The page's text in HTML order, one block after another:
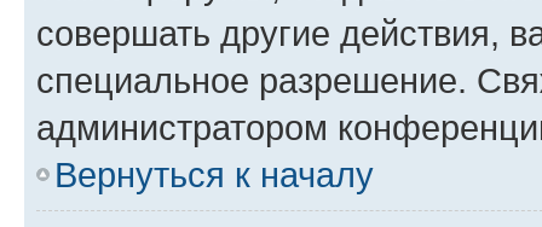
совершать другие действия,
специальное разрешение.
администратором
Вернуться к началу